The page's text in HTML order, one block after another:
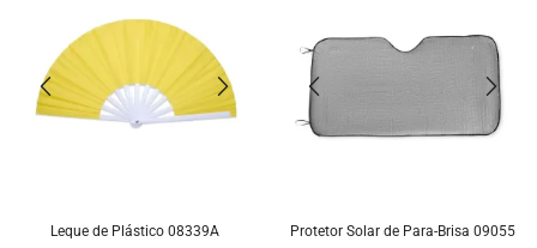
Leque de Plástico 08339A Protetor Solar de Para-Brisa 09055